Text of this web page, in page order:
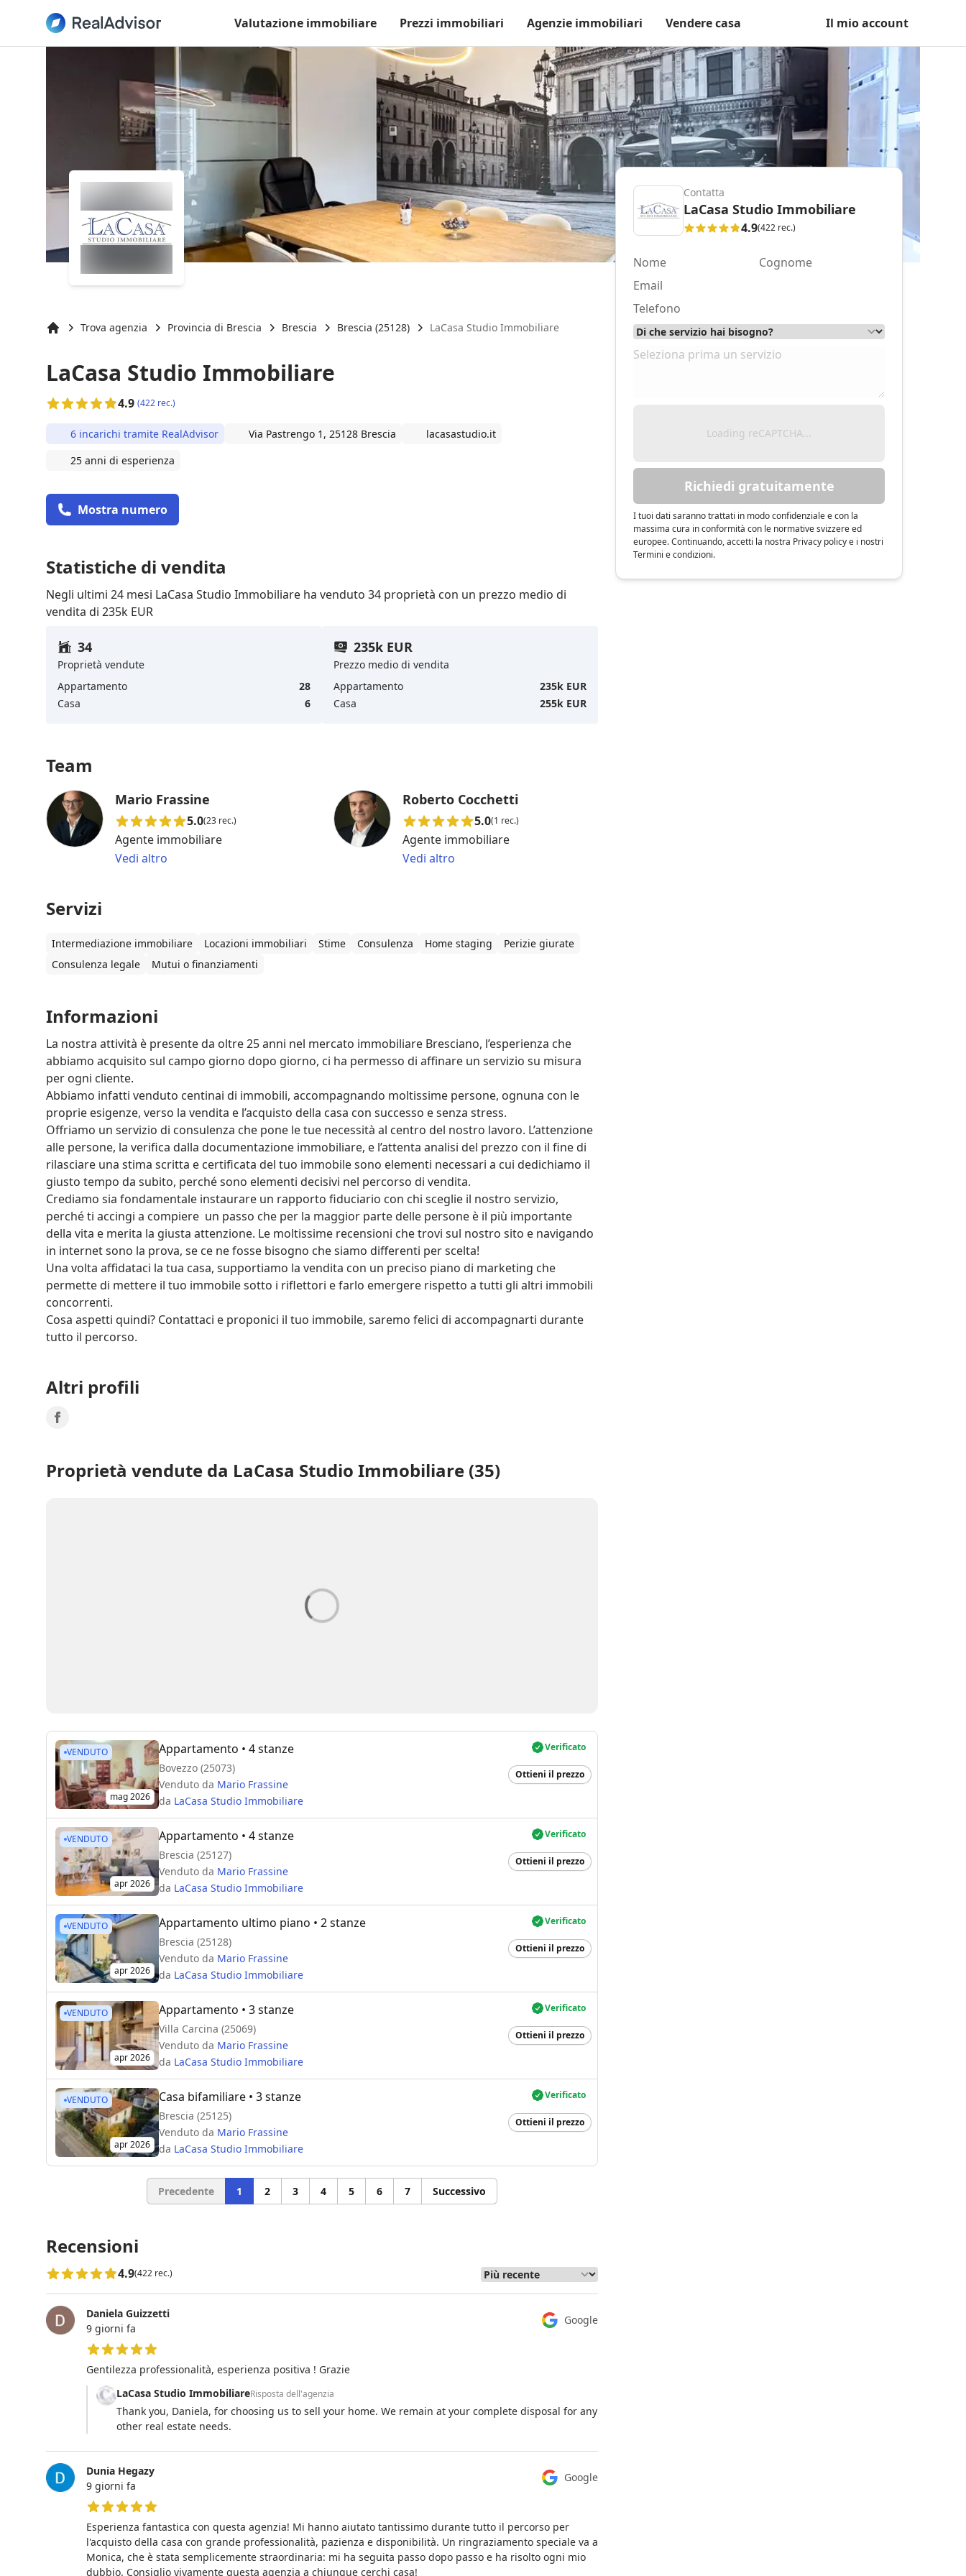
Valutazione immobiliare Prezzi immobiliari Agenzie immobiliari Vendere casa Il mio account
Trova agenzia Provincia di Brescia Brescia Brescia (25128) LaCasa Studio Immobiliare
LaCasa Studio Immobiliare
4.9 (422 rec.)
6 incarichi tramite RealAdvisor Via Pastrengo 1, 25128 Brescia
lacasastudio.it
25 anni di esperienza
Mostra numero
Statistiche di vendita
Negli ultimi 24 mesi LaCasa Studio Immobiliare ha venduto 34 proprietà con un prezzo medio di
vendita di 235k EUR
34
Proprietà vendute
Appartamento
28
Casa
6
235k EUR
Prezzo medio di vendita
Appartamento
235k EUR
Casa
255k EUR
Team
Mario Frassine
5.0(23 rec.)
Agente immobiliare
Vedi altro
Roberto Cocchetti
5.0(1 rec.)
Agente immobiliare
Vedi altro
Servizi
Intermediazione immobiliare Locazioni immobiliari Stime Consulenza Home staging
Perizie giurate
Consulenza legale
Mutui o finanziamenti
Informazioni
La nostra attività è presente da oltre 25 anni nel mercato immobiliare Bresciano, l’esperienza che
abbiamo acquisito sul campo giorno dopo giorno, ci ha permesso di affinare un servizio su misura
per ogni cliente.
Abbiamo infatti venduto centinai di immobili, accompagnando moltissime persone, ognuna con le
proprie esigenze, verso la vendita e l’acquisto della casa con successo e senza stress.
Offriamo un servizio di consulenza che pone le tue necessità al centro del nostro lavoro. L’attenzione
alle persone, la verifica dalla documentazione immobiliare, e l’attenta analisi del prezzo con il fine di
rilasciare una stima scritta e certificata del tuo immobile sono elementi necessari a cui dedichiamo il
giusto tempo da subito, perché sono elementi decisivi nel percorso di vendita.
Crediamo sia fondamentale instaurare un rapporto fiduciario con chi sceglie il nostro servizio,
perché ti accingi a compiere  un passo che per la maggior parte delle persone è il più importante
della vita e merita la giusta attenzione. Le moltissime recensioni che trovi sul nostro sito e navigando
in internet sono la prova, se ce ne fosse bisogno che siamo differenti per scelta!
Una volta affidataci la tua casa, supportiamo la vendita con un preciso piano di marketing che
permette di mettere il tuo immobile sotto i riflettori e farlo emergere rispetto a tutti gli altri immobili
concorrenti.
Cosa aspetti quindi? Contattaci e proponici il tuo immobile, saremo felici di accompagnarti durante
tutto il percorso.
Altri profili
Proprietà vendute da LaCasa Studio Immobiliare (35)
VENDUTO
mag 2026
Appartamento • 4 stanze
Bovezzo (25073)
Venduto da Mario Frassine
da LaCasa Studio Immobiliare
Ottieni il prezzo
Verificato
VENDUTO
apr 2026
Appartamento • 4 stanze
Brescia (25127)
Venduto da Mario Frassine
da LaCasa Studio Immobiliare
Ottieni il prezzo
Verificato
VENDUTO
apr 2026
Appartamento ultimo piano • 2 stanze
Brescia (25128)
Venduto da Mario Frassine
da LaCasa Studio Immobiliare
Ottieni il prezzo
Verificato
VENDUTO
apr 2026
Appartamento • 3 stanze
Villa Carcina (25069)
Venduto da Mario Frassine
da LaCasa Studio Immobiliare
Ottieni il prezzo
Verificato
VENDUTO
apr 2026
Casa bifamiliare • 3 stanze
Brescia (25125)
Venduto da Mario Frassine
da LaCasa Studio Immobiliare
Ottieni il prezzo
Verificato
Precedente 1 2 3 4 5 6 7 Successivo
Recensioni
4.9(422 rec.)
Google
Daniela Guizzetti
9 giorni fa
5 su 5 stelle
Gentilezza professionalità, esperienza positiva ! Grazie
LaCasa Studio ImmobiliareRisposta dell'agenzia
Thank you, Daniela, for choosing us to sell your home. We remain at your complete disposal for any
other real estate needs.
Google
Dunia Hegazy
9 giorni fa
5 su 5 stelle
Esperienza fantastica con questa agenzia! Mi hanno aiutato tantissimo durante tutto il percorso per
l'acquisto della casa con grande professionalità, pazienza e disponibilità. Un ringraziamento speciale va a
Monica, che è stata semplicemente straordinaria: mi ha seguita passo dopo passo e ha risolto ogni mio
dubbio. Consiglio vivamente questa agenzia a chiunque cerchi casa!
Contatta
LaCasa Studio Immobiliare
4.9(422 rec.)
Loading reCAPTCHA...
Richiedi gratuitamente
I tuoi dati saranno trattati in modo confidenziale e con la
massima cura in conformità con le normative svizzere ed
europee. Continuando, accetti la nostra Privacy policy e i nostri
Termini e condizioni.